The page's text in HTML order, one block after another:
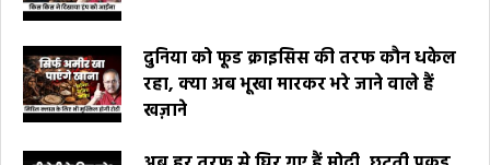
दुनिया को फूड क्राइसिस की तरफ कौन धकेल
रहा, क्या अब भूखा मारकर भरे जाने वाले हैं
खज़ाने